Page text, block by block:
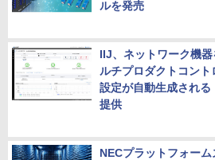
ルを発売
IIJ、ネットワーク機
ルチプロダクトコン
設定が自動生成され
提供
NECプラットフォー